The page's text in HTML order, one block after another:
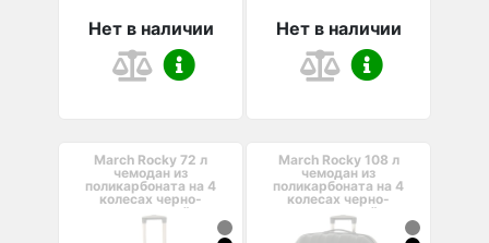
Нет в наличии Нет в наличии
March Rocky 72 л
чемодан из
поликарбоната на 4
колесах черно-
оранжевый
March Rocky 108 л
чемодан из
поликарбоната на 4
колесах черно-
оранжевый